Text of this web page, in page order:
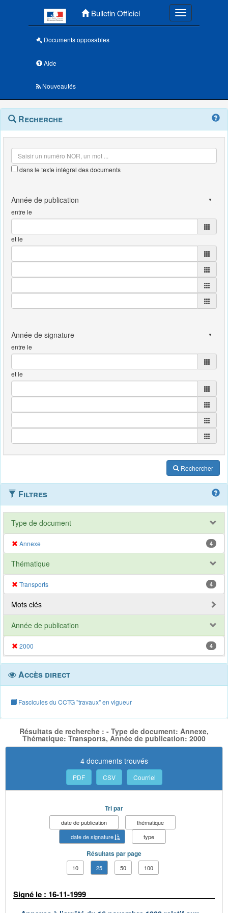
Bulletin Officiel Toggle
Documents opposables
Aide
Nouveautés
Navigation
outils
Menu
contextuel
Recherche
dans le texte intégral des documents
entre le
et le
entre le
et le
Rechercher
Filtres
Type de document
Annexe 4
Thématique
Transports 4
Mots clés
Année de publication
2000 4
Accès direct
Fascicules du CCTG "travaux" en vigueur
Résultats de recherche : - Type de document: Annexe,
Thématique: Transports, Année de publication: 2000
4 documents trouvés
PDF CSV Courriel
Tri par
date de publication
thématique
date de signature
type
Résultats par page
10 25 50 100
Signé le : 16-11-1999